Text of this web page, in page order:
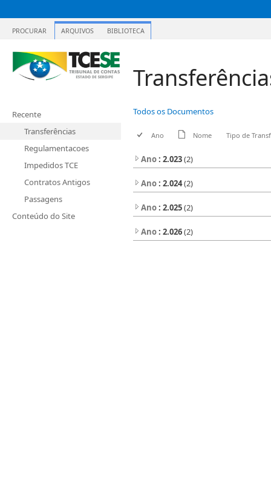
PROCURAR ARQUIVOS BIBLIOTECA
Recente
Transferências
Regulamentacoes
Impedidos TCE
Contratos Antigos
Passagens
Conteúdo do Site
Todos os Documentos
Ano Nome Tipo de
Ano: 2.023(2)
Ano: 2.024(2)
Ano: 2.025(2)
Ano: 2.026(2)